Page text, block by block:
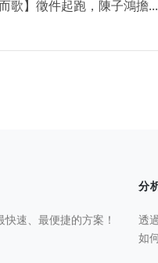
歌】徵件起跑，陳子鴻擔...
速、最便捷的方案！
分
透
如